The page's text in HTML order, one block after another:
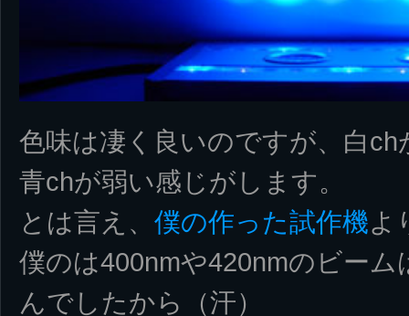
色味は凄く良いのですが、白
青chが弱い感じがします。
とは言え、 僕の作った試作機よ
僕のは400nmや420nmのビー
んでしたから（汗）